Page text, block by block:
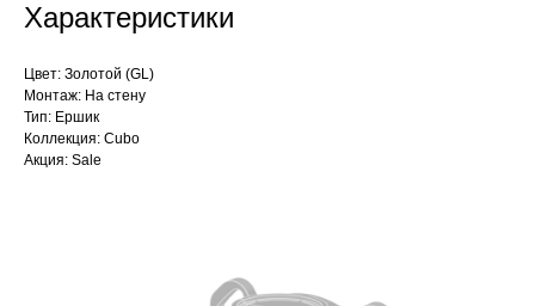
Характеристики
Цвет: Золотой (GL)
Монтаж: На стену
Тип: Ершик
Коллекция: Cubo
Акция: Sale